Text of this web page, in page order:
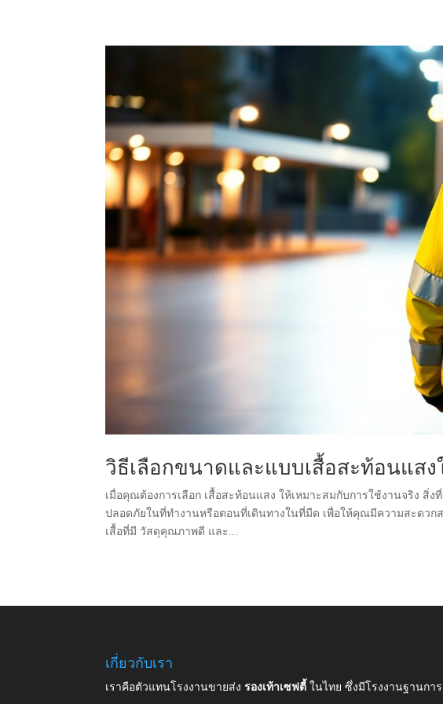
วิธีเลือกขนาดและแบบเสื้อสะท้อนแสง
เมื่อคุณต้องการเลือก เสื้อสะท้อนแสง ให้เหมาะสมกับการใช้งานจริง สิ่
ปลอดภัยในที่ทำงานหรือตอนที่เดินทางในที่มืด เพื่อให้คุณมีความสะดวก
เสื้อที่มี วัสดุคุณภาพดี และ...
เกี่ยวกับเรา
เราคือตัวแทนโรงงานขายส่งรองเท้าเซฟตี้ในไทย ซึ่งมีโรงงานฐานก